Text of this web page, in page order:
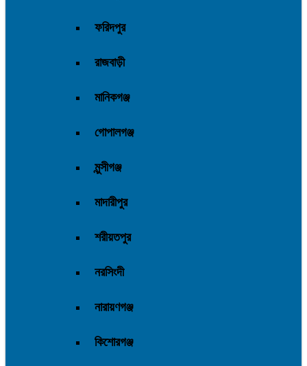
ফরিদপুর
রাজবাড়ী
মানিকগঞ্জ
গোপালগঞ্জ
মুন্সীগঞ্জ
মাদারীপুর
শরীয়তপুর
নরসিংদী
নারায়ণগঞ্জ
কিশোরগঞ্জ